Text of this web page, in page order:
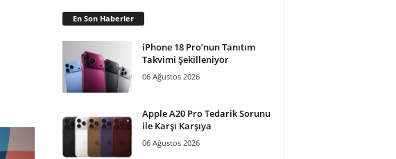
En Son Haberler
iPhone 18 Pro’nun Tanıtım
Takvimi Şekilleniyor
06 Ağustos 2026
Apple A20 Pro Tedarik Sorunu
ile Karşı Karşıya
06 Ağustos 2026